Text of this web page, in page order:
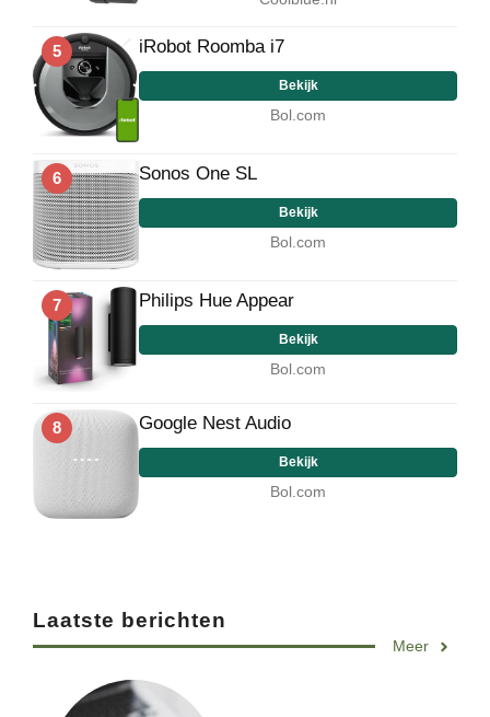
5 iRobot Roomba i7
Bekijk
Bol.com
6 Sonos One SL
Bekijk
Bol.com
7 Philips Hue Appear
Bekijk
Bol.com
8 Google Nest Audio
Bekijk
Bol.com
Laatste berichten
Meer